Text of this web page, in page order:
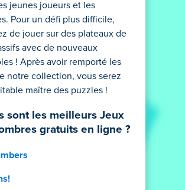
jeunes joueurs et les
Pour un défi plus difficile,
de jouer sur des plateaux de
avec de nouveaux
! Après avoir remporté les
notre collection, vous serez
maître des puzzles !
sont les meilleurs Jeux
gratuits en ligne ?